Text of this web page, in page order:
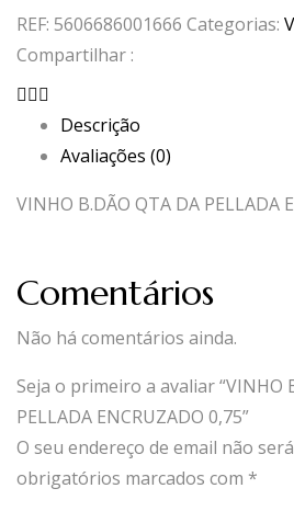
REF: 5606686001666 Categorias:
Compartilhar :
Descrição
Avaliações (0)
VINHO B.DÃO QTA DA PELLADA
Comentários
Não há comentários ainda.
Seja o primeiro a avaliar “VINHO
PELLADA ENCRUZADO 0,75”
O seu endereço de email não
obrigatórios marcados com *